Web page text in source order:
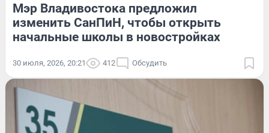
Мэр Владивостока предложил
изменить СанПиН, чтобы открыть
начальные школы в новостройках
30 июля, 2026, 20:21 412 Обсудить